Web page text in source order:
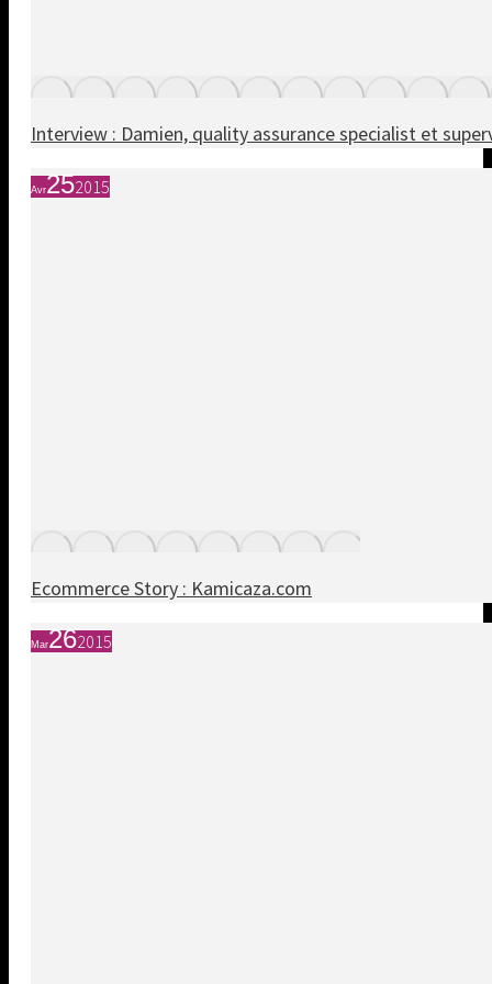
Interview : Damien, quality assurance specialist et
Avr252015
Ecommerce Story : Kamicaza.com
Mar262015